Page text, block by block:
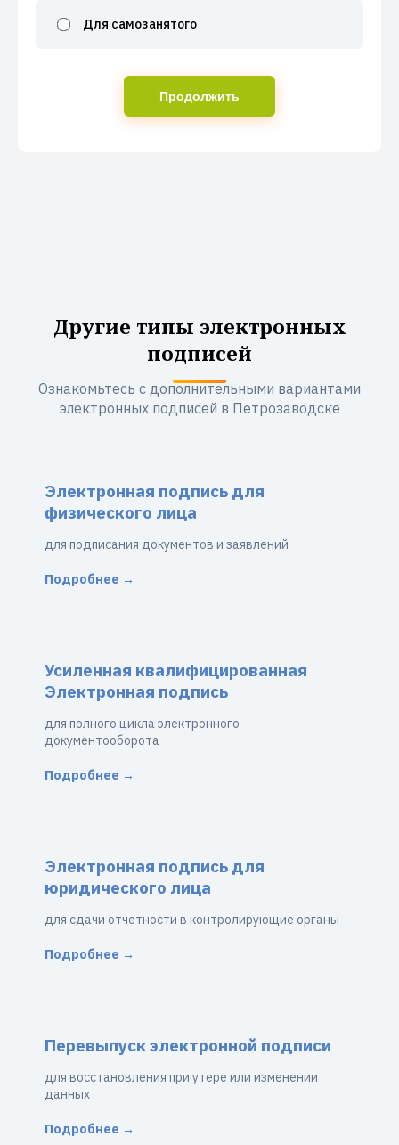
Для самозанятого
Продолжить
Другие типы электронных
подписей
Ознакомьтесь с дополнительными вариантами
электронных подписей в Петрозаводске
Электронная подпись для
физического лица
для подписания документов и заявлений
Подробнее →
Усиленная квалифицированная
Электронная подпись
для полного цикла электронного
документооборота
Подробнее →
Электронная подпись для
юридического лица
для сдачи отчетности в контролирующие органы
Подробнее →
Перевыпуск электронной подписи
для восстановления при утере или изменении
данных
Подробнее →